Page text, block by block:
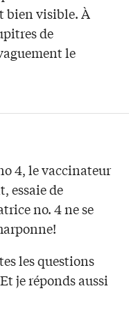
bien visible. À
de
le
4, le vaccinateur
essaie de
no. 4 ne se
les questions
je réponds aussi